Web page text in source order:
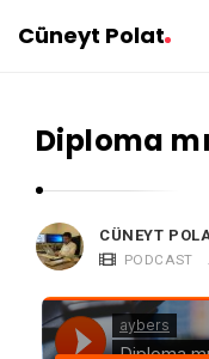
Cüneyt Polat
Diploma
CÜNEYT
PODCAST